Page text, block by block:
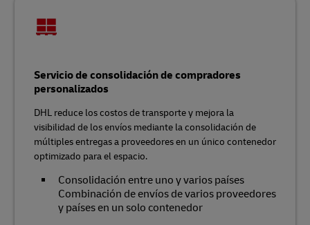
Servicio de consolidación de compradores
personalizados
DHL reduce los costos de transporte y mejora la
visibilidad de los envíos mediante la consolidación de
múltiples entregas a proveedores en un único contenedor
optimizado para el espacio.
Consolidación entre uno y varios países
Combinación de envíos de varios proveedores
y países en un solo contenedor